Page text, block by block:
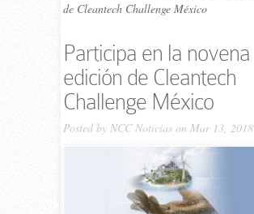
de Cleantech Challenge México
Participa en la novena
edición de Cleantech
Challenge México
Posted by NCC Noticiason Mar 13, 2018